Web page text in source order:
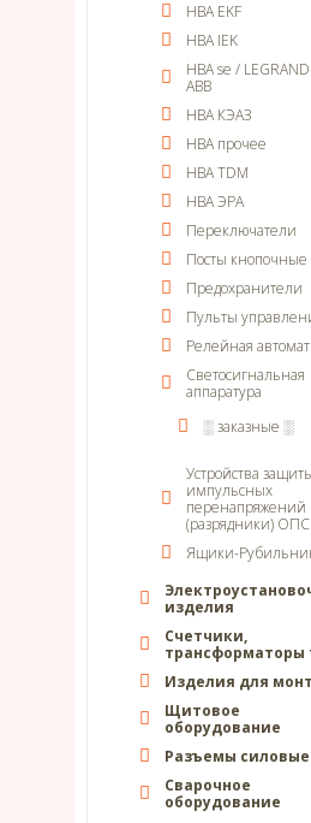
НВА EKF
НВА IEK
НВА se /
ABB
НВА КЭАЗ
НВА прочее
НВА ТDM
НВА ЭРА
Переключатели
Посты кнопочные
Предохранители
Пульты
Релейная
Светосигнальная
аппаратура
░ заказные ░
Устройства
импульсных
перенапряжений
(разрядники) ОПС
Ящики-
изделия
Счетчики,
трансформаторы
Изделия для
Щитовое
оборудование
Разъемы силовые
Сварочное
оборудование